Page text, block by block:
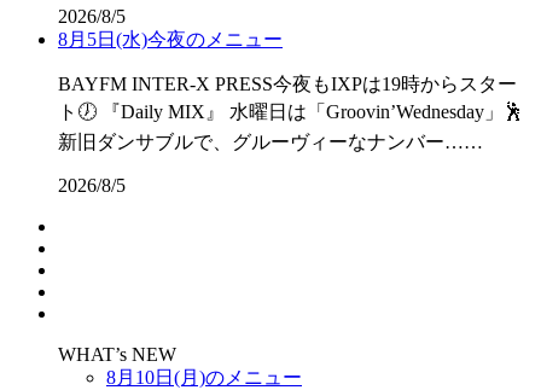
2026/8/5
8月5日(水)今夜のメニュー
BAYFM INTER-X PRESS今夜もIXPは19時からスター
ト🕖 『Daily MIX』 水曜日は「Groovin’Wednesday」🕺
新旧ダンサブルで、グルーヴィーなナンバー……
2026/8/5
WHAT’s NEW
8月10日(月)のメニュー